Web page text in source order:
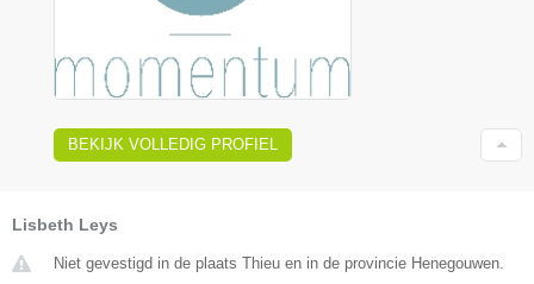
BEKIJK VOLLEDIG PROFIEL
Lisbeth Leys
Niet gevestigd in de plaats Thieu en in de provincie Henegouwen.